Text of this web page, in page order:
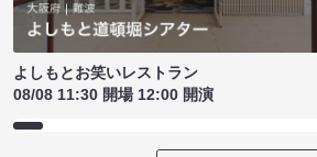
よしもとお笑いレストラン
08/08 11:30 開場 12:00 開演